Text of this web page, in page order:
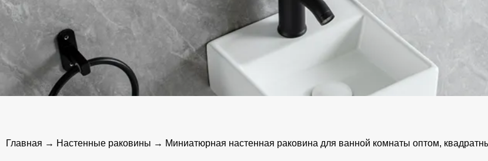
Главная → Настенные раковины → Миниатюрная настенная раковина для ванной комнаты оптом,